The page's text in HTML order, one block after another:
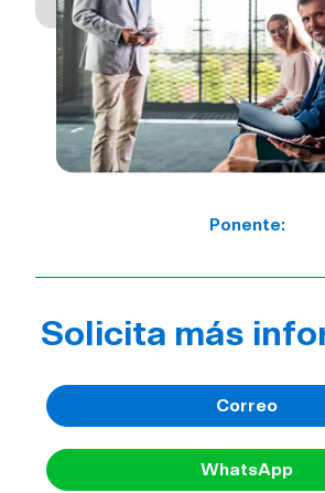
Ponente:
Solicita más
Correo
WhatsApp